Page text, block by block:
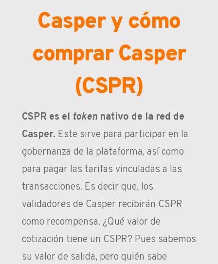
Casper y cómo
comprar Casper
(CSPR)
CSPR es el tokennativo de la red de
Casper. Este sirve para participar en la
gobernanza de la plataforma, así como
para pagar las tarifas vinculadas a las
transacciones. Es decir que, los
validadores de Casper recibirán CSPR
como recompensa. ¿Qué valor de
cotización tiene un CSPR? Pues sabemos
su valor de salida, pero quién sabe